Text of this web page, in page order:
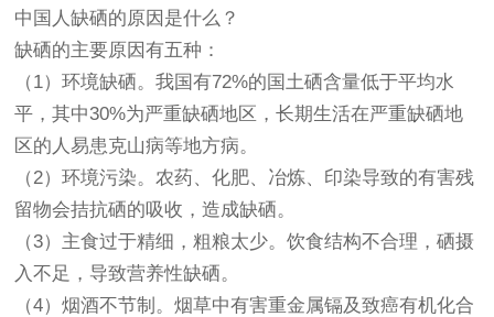
中国人缺硒的原因是什么？
缺硒的主要原因有五种：
（1）环境缺硒。我国有72%的国土硒含量低于平均水
平，其中30%为严重缺硒地区，长期生活在严重缺硒地
区的人易患克山病等地方病。
（2）环境污染。农药、化肥、冶炼、印染导致的有害残
留物会拮抗硒的吸收，造成缺硒。
（3）主食过于精细，粗粮太少。饮食结构不合理，硒摄
入不足，导致营养性缺硒。
（4）烟酒不节制。烟草中有害重金属镉及致癌有机化合